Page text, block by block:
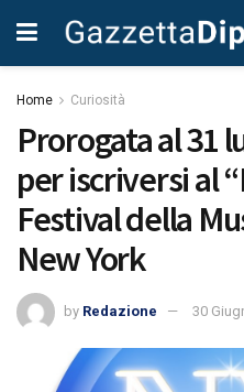
Home Curiosità
Prorogata al 31
per iscriversi al
Festival della
New York
by Redazione 30